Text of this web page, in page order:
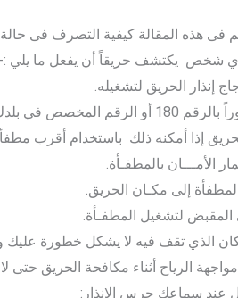
فى هذه المقالة كيفية التصرف فى
شخص يكتشف حريقاً أن يفعل ما يلي :-
إنذار الحريق لتشغيله.
في بلدك لاستدعاء فرق الإطفاء.
إذا أمكنه ذلك باستخدام أقرب
الأمـــان بالمطفـأة.
إلى مكـان الحريق.
لتشغيل المطفـأة.
الذي تقف فيه لا يشكل خطورة عليك
الرياح أثناء مكافحة الحريق